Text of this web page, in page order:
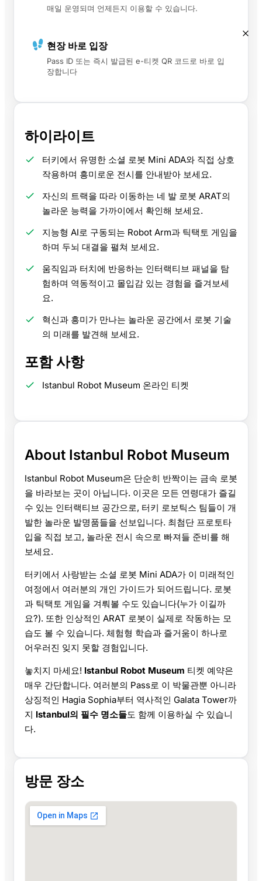
매일 운영되며 언제든지 이용할 수 있습니다.
현장 바로 입장
Pass ID 또는 즉시 발급된 e-티켓 QR 코드로 바로 입
장합니다
하이라이트
터키에서 유명한 소셜 로봇 Mini ADA와 직접 상호
작용하며 흥미로운 전시를 안내받아 보세요.
자신의 트랙을 따라 이동하는 네 발 로봇 ARAT의
놀라운 능력을 가까이에서 확인해 보세요.
지능형 AI로 구동되는 Robot Arm과 틱택토 게임을
하며 두뇌 대결을 펼쳐 보세요.
움직임과 터치에 반응하는 인터랙티브 패널을 탐
험하며 역동적이고 몰입감 있는 경험을 즐겨보세
요.
혁신과 흥미가 만나는 놀라운 공간에서 로봇 기술
의 미래를 발견해 보세요.
포함 사항
Istanbul Robot Museum 온라인 티켓
About Istanbul Robot Museum
Istanbul Robot Museum은 단순히 반짝이는 금속 로봇
을 바라보는 곳이 아닙니다. 이곳은 모든 연령대가 즐길
수 있는 인터랙티브 공간으로, 터키 로보틱스 팀들이 개
발한 놀라운 발명품들을 선보입니다. 최첨단 프로토타
입을 직접 보고, 놀라운 전시 속으로 빠져들 준비를 해
보세요.
터키에서 사랑받는 소셜 로봇 Mini ADA가 이 미래적인
여정에서 여러분의 개인 가이드가 되어드립니다. 로봇
과 틱택토 게임을 겨뤄볼 수도 있습니다(누가 이길까
요?). 또한 인상적인 ARAT 로봇이 실제로 작동하는 모
습도 볼 수 있습니다. 체험형 학습과 즐거움이 하나로
어우러진 잊지 못할 경험입니다.
놓치지 마세요! Istanbul Robot Museum 티켓 예약은
매우 간단합니다. 여러분의 Pass로 이 박물관뿐 아니라
상징적인 Hagia Sophia부터 역사적인 Galata Tower까
지 Istanbul의 필수 명소들도 함께 이용하실 수 있습니
다.
방문 장소